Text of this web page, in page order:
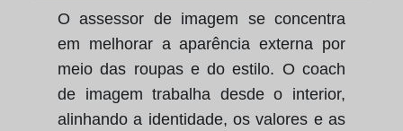
O assessor de imagem se concentra
em melhorar a aparência externa por
meio das roupas e do estilo. O coach
de imagem trabalha desde o interior,
alinhando a identidade, os valores e as